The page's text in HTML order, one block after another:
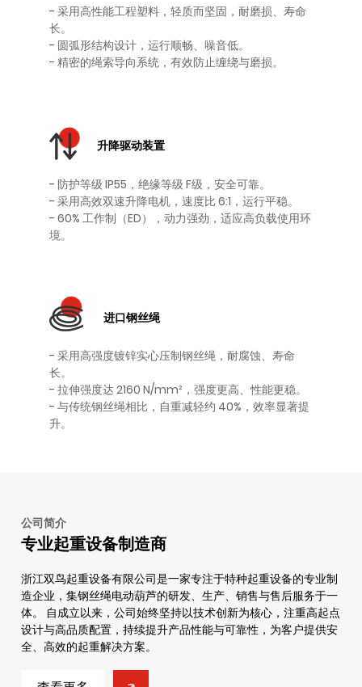
- 采用高性能工程塑料，轻质而坚固，耐磨损、寿命
长。
- 圆弧形结构设计，运行顺畅、噪音低。
- 精密的绳索导向系统，有效防止缠绕与磨损。
升降驱动装置
- 防护等级 IP55，绝缘等级 F级，安全可靠。
- 采用高效双速升降电机，速度比 6:1，运行平稳。
- 60% 工作制（ED），动力强劲，适应高负载使用环
境。
进口钢丝绳
- 采用高强度镀锌实心压制钢丝绳，耐腐蚀、寿命
长。
- 拉伸强度达 2160 N/mm²，强度更高、性能更稳。
- 与传统钢丝绳相比，自重减轻约 40%，效率显著提
升。
公司简介
专业起重设备制造商
浙江双鸟起重设备有限公司是一家专注于特种起重设备的专业制
造企业，集钢丝绳电动葫芦的研发、生产、销售与售后服务于一
体。 自成立以来，公司始终坚持以技术创新为核心，注重高起点
设计与高品质配置，持续提升产品性能与可靠性，为客户提供安
全、高效的起重解决方案。